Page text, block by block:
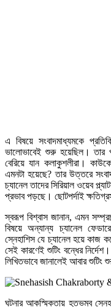
এ বিষয়ে সংবাদমাধ্যমকে
ভালোভাবেই শুরু হয়েছিল।
বেরিয়ে যান কলাকুশলীরা।
এমনটা হয়েছে? তার উত্তরে
চ্যানেল তাদের সিরিয়াল ওয়েব
প্রভাব পড়ছে। ছোটপর্দাই
স্বরূপ বিশ্বাস জানান, এমন
বিষয়ে অন্যান্য চ্যানেল
স্নেহাশিস যে চ্যানেল হয়ে কাজ
সেই কারণেই শুটিং বন্ধের
লিখিতভাবে জানালেই আবার শুটিং
ঘটনার আকস্মিকতায় হতভম্ব